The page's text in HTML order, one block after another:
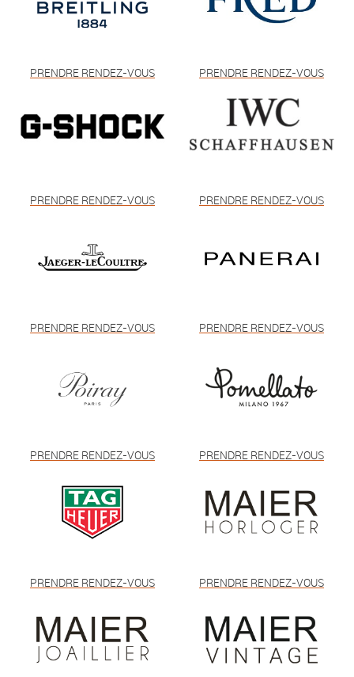
PRENDRE RENDEZ-VOUS PRENDRE RENDEZ-VOUS
PRENDRE RENDEZ-VOUS PRENDRE RENDEZ-VOUS
PRENDRE RENDEZ-VOUS PRENDRE RENDEZ-VOUS
PRENDRE RENDEZ-VOUS PRENDRE RENDEZ-VOUS
PRENDRE RENDEZ-VOUS PRENDRE RENDEZ-VOUS